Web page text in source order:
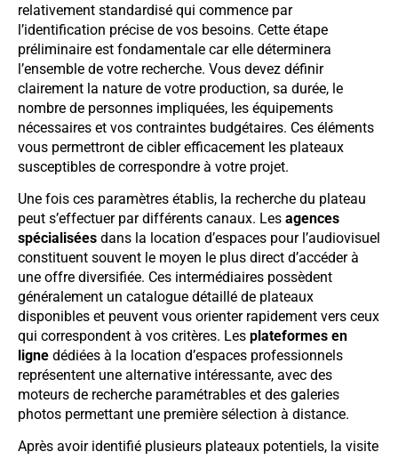
relativement standardisé qui commence par
l’identification précise de vos besoins. Cette étape
préliminaire est fondamentale car elle déterminera
l’ensemble de votre recherche. Vous devez définir
clairement la nature de votre production, sa durée, le
nombre de personnes impliquées, les équipements
nécessaires et vos contraintes budgétaires. Ces éléments
vous permettront de cibler efficacement les plateaux
susceptibles de correspondre à votre projet.
Une fois ces paramètres établis, la recherche du plateau
peut s’effectuer par différents canaux. Les agences
spécialisées dans la location d’espaces pour l’audiovisuel
constituent souvent le moyen le plus direct d’accéder à
une offre diversifiée. Ces intermédiaires possèdent
généralement un catalogue détaillé de plateaux
disponibles et peuvent vous orienter rapidement vers ceux
qui correspondent à vos critères. Les plateformes en
ligne dédiées à la location d’espaces professionnels
représentent une alternative intéressante, avec des
moteurs de recherche paramétrables et des galeries
photos permettant une première sélection à distance.
Après avoir identifié plusieurs plateaux potentiels, la visite